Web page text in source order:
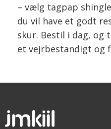
– vælg tagpap
du vil have et godt
skur. Bestil i dag, og
et vejrbestandigt og